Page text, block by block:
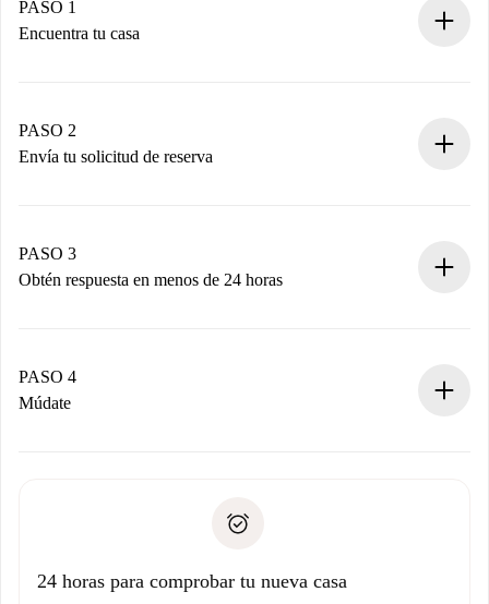
PASO 1
Encuentra tu casa
Tienes toda la información necesaria por adelantado.
PASO 2
Envía tu solicitud de reserva
propietario acepte.
PASO 3
Obtén respuesta en menos de 24 horas
contacto con el propietario.
Si es rechazada: No te haremos ningún cargo y te
Prueba de solvencia
PASO 4
Múdate
no nos comunicas ningún problema.
24 horas para comprobar tu nueva casa